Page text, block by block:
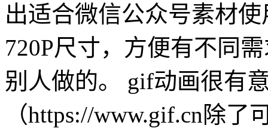
出适合微信公众号素材
720P尺寸，方便有不同
别人做的。 gif动画很有
（https://www.gif.cn除